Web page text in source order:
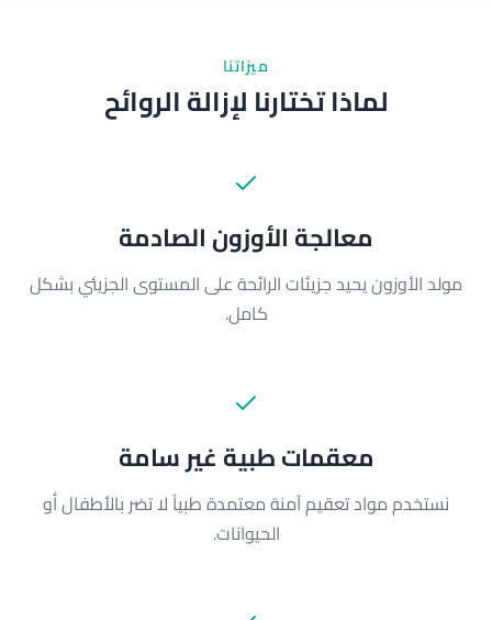
ميزاتنا
لماذا تختارنا لإزالة الروائح
معالجة الأوزون الصادمة
مولد الأوزون يحيد جزيئات الرائحة على المستوى الجزيئي بشكل
كامل.
معقمات طبية غير سامة
نستخدم مواد تعقيم آمنة معتمدة طبياً لا تضر بالأطفال أو
الحيوانات.